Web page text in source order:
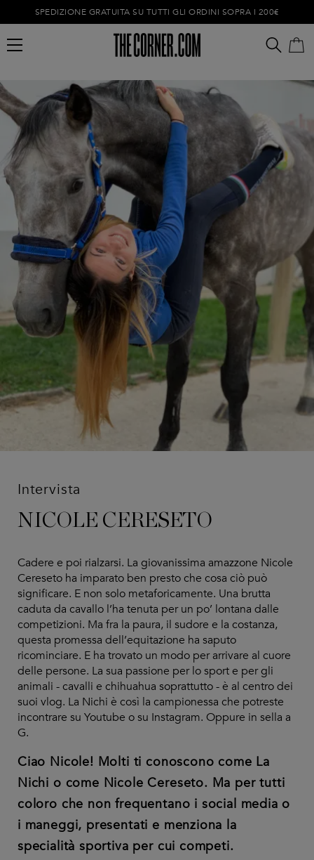
SPEDIZIONE GRATUITA SU TUTTI GLI ORDINI SOPRA I 200€
Carrello vuoto
Intervista
NICOLE CERESETO
Cadere e poi rialzarsi. La giovanissima amazzone Nicole
Cereseto ha imparato ben presto che cosa ciò può
significare. E non solo metaforicamente. Una brutta
caduta da cavallo l’ha tenuta per un po’ lontana dalle
competizioni. Ma fra la paura, il sudore e la costanza,
questa promessa dell’equitazione ha saputo
ricominciare. E ha trovato un modo per arrivare al cuore
delle persone. La sua passione per lo sport e per gli
animali - cavalli e chihuahua soprattutto - è al centro dei
suoi vlog. La Nichi è così la campionessa che potreste
incontrare su Youtube o su Instagram. Oppure in sella a
G.
Ciao Nicole! Molti ti conoscono come La
Nichi o come Nicole Cereseto. Ma per tutti
coloro che non frequentano i social media o
i maneggi, presentati e menziona la
specialità sportiva per cui competi.